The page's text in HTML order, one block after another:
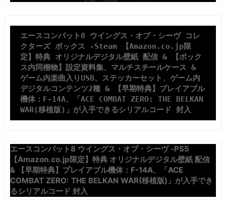
エースコンバット8 ウイングス・オブ・シーヴ コレ
クターズ ボックス -Steam 【Amazon.co.jp限
定】特典 オリジナルデジタル壁紙 配信 & 【ボック
ス内同梱物】設定資料集、マルチスチールケース &
ゲーム内楽曲入りUSB、ステッカーセット、ゲーム内
デジタルコンテンツ2種 & 【早期特典】プレイアブル
機体：F-14A、「ACE COMBAT ZERO: THE BELKAN
WAR(移植版)」が入手できるシリアルコード 封入
エースコンバット8 ウイングス・オブ・シーヴ -PS5
【Amazon.co.jp限定】特典 オリジナルデジタル壁紙 配信
& 【早期特典】プレイアブル機体：F-14A、「ACE
COMBAT ZERO: THE BELKAN WAR(移植版)」が入手でき
るシリアルコード 封入